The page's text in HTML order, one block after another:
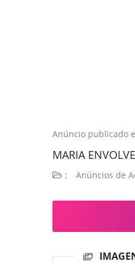
Anúncio publicado
MARIA
: Anúncios de